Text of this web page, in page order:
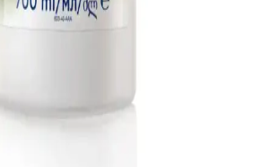
Bakımı İçin Uygun
ve Badem Yağı İçeren
Bakım Kremi Ürün Özellikleri ve